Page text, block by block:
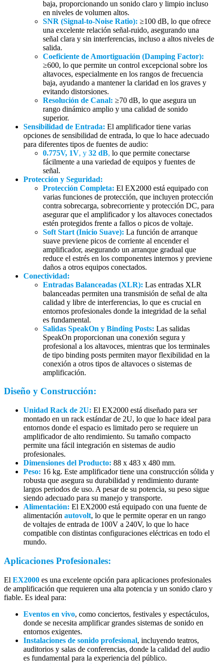
baja, proporcionando un sonido claro y limpio incluso
en niveles de volumen altos.
SNR (Signal-to-Noise Ratio): ≥100 dB, lo que ofrece
una excelente relación señal-ruido, asegurando una
señal clara y sin interferencias, incluso a altos niveles de
salida.
Coeficiente de Amortiguación (Damping Factor):
≥600, lo que permite un control excepcional sobre los
altavoces, especialmente en los rangos de frecuencia
baja, ayudando a mantener la claridad en los graves y
evitando distorsiones.
Resolución de Canal: ≥70 dB, lo que asegura un
rango dinámico amplio y una calidad de sonido
superior.
Sensibilidad de Entrada: El amplificador tiene varias
opciones de sensibilidad de entrada, lo que lo hace adecuado
para diferentes tipos de fuentes de audio:
0.775V, 1V, y 32 dB, lo que permite conectarse
fácilmente a una variedad de equipos y fuentes de
señal.
Protección y Seguridad:
Protección Completa: El EX2000 está equipado con
varias funciones de protección, que incluyen protección
contra sobrecarga, sobrecorriente y protección DC, para
asegurar que el amplificador y los altavoces conectados
estén protegidos frente a fallos o picos de voltaje.
Soft Start (Inicio Suave): La función de arranque
suave previene picos de corriente al encender el
amplificador, asegurando un arranque gradual que
reduce el estrés en los componentes internos y previene
daños a otros equipos conectados.
Conectividad:
Entradas Balanceadas (XLR): Las entradas XLR
balanceadas permiten una transmisión de señal de alta
calidad y libre de interferencias, lo que es crucial en
entornos profesionales donde la integridad de la señal
es fundamental.
Salidas SpeakOn y Binding Posts: Las salidas
SpeakOn proporcionan una conexión segura y
profesional a los altavoces, mientras que los terminales
de tipo binding posts permiten mayor flexibilidad en la
conexión a otros tipos de altavoces o sistemas de
amplificación.
Diseño y Construcción:
Unidad Rack de 2U: El EX2000 está diseñado para ser
montado en un rack estándar de 2U, lo que lo hace ideal para
entornos donde el espacio es limitado pero se requiere un
amplificador de alto rendimiento. Su tamaño compacto
permite una fácil integración en sistemas de audio
profesionales.
Dimensiones del Producto: 88 x 483 x 480 mm.
Peso: 16 kg. Este amplificador tiene una construcción sólida y
robusta que asegura su durabilidad y rendimiento durante
largos periodos de uso. A pesar de su potencia, su peso sigue
siendo adecuado para su manejo y transporte.
Alimentación: El EX2000 está equipado con una fuente de
alimentación autovolt, lo que le permite operar en un rango
de voltajes de entrada de 100V a 240V, lo que lo hace
compatible con distintas configuraciones eléctricas en todo el
mundo.
Aplicaciones Profesionales:
El EX2000 es una excelente opción para aplicaciones profesionales
de amplificación que requieren una alta potencia y un sonido claro y
fiable. Es ideal para:
Eventos en vivo, como conciertos, festivales y espectáculos,
donde se necesita amplificar grandes sistemas de sonido en
entornos exigentes.
Instalaciones de sonido profesional, incluyendo teatros,
auditorios y salas de conferencias, donde la calidad del audio
es fundamental para la experiencia del público.